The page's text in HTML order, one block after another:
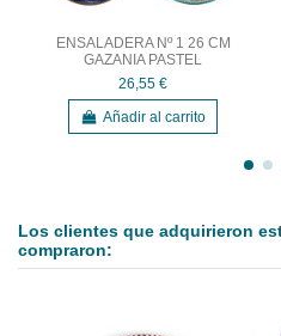
ENSALADERA Nº 1 26 CM
GAZANIA PASTEL
26,55 €
Añadir al carrito
Los clientes que adquirieron
compraron: